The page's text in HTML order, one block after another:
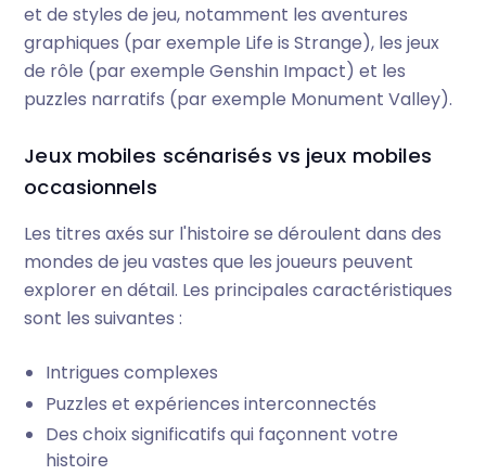
et de styles de jeu, notamment les aventures
graphiques (par exemple Life is Strange), les jeux
de rôle (par exemple Genshin Impact) et les
puzzles narratifs (par exemple Monument Valley).
Jeux mobiles scénarisés vs jeux mobiles
occasionnels
Les titres axés sur l'histoire se déroulent dans des
mondes de jeu vastes que les joueurs peuvent
explorer en détail. Les principales caractéristiques
sont les suivantes :
Intrigues complexes
Puzzles et expériences interconnectés
Des choix significatifs qui façonnent votre
histoire